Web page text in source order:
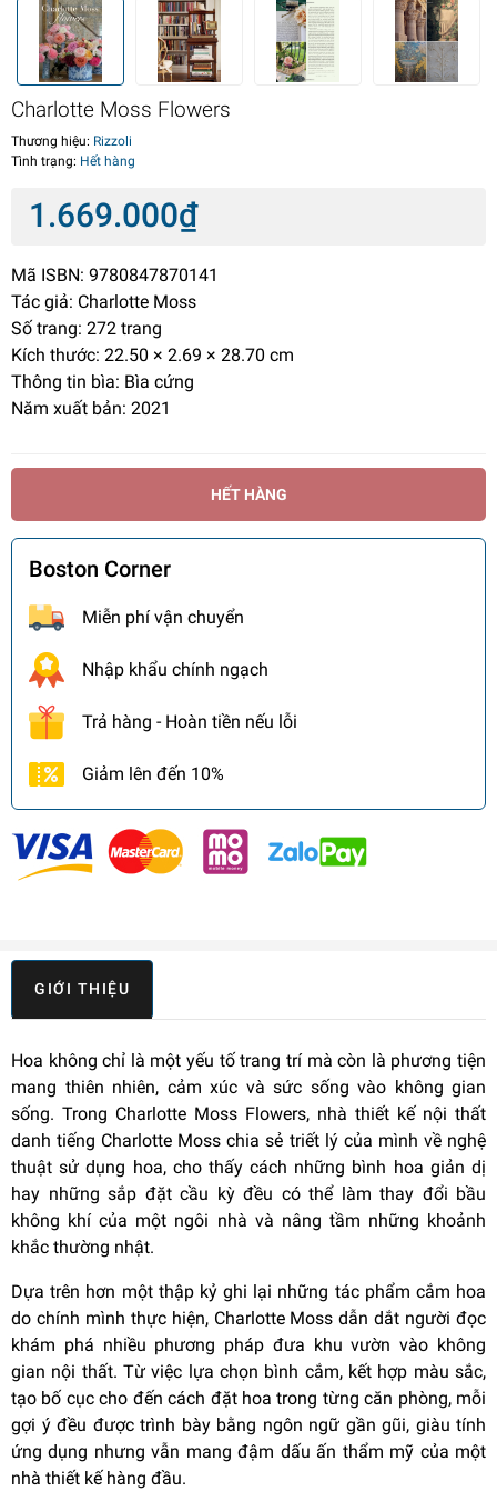
Charlotte Moss Flowers
Thương hiệu: Rizzoli
Tình trạng: Hết hàng
1.669.000₫
Mã ISBN: 9780847870141
Tác giả: Charlotte Moss
Số trang: 272 trang
Kích thước: 22.50 × 2.69 × 28.70 cm
Thông tin bìa: Bìa cứng
Năm xuất bản: 2021
HẾT HÀNG
Boston Corner
Miễn phí vận chuyển
Nhập khẩu chính ngạch
Trả hàng - Hoàn tiền nếu lỗi
Giảm lên đến 10%
GIỚI THIỆU
Hoa không chỉ là một yếu tố trang trí mà còn là phương tiện
mang thiên nhiên, cảm xúc và sức sống vào không gian
sống. Trong Charlotte Moss Flowers, nhà thiết kế nội thất
danh tiếng Charlotte Moss chia sẻ triết lý của mình về nghệ
thuật sử dụng hoa, cho thấy cách những bình hoa giản dị
hay những sắp đặt cầu kỳ đều có thể làm thay đổi bầu
không khí của một ngôi nhà và nâng tầm những khoảnh
khắc thường nhật.
Dựa trên hơn một thập kỷ ghi lại những tác phẩm cắm hoa
do chính mình thực hiện, Charlotte Moss dẫn dắt người đọc
khám phá nhiều phương pháp đưa khu vườn vào không
gian nội thất. Từ việc lựa chọn bình cắm, kết hợp màu sắc,
tạo bố cục cho đến cách đặt hoa trong từng căn phòng, mỗi
gợi ý đều được trình bày bằng ngôn ngữ gần gũi, giàu tính
ứng dụng nhưng vẫn mang đậm dấu ấn thẩm mỹ của một
nhà thiết kế hàng đầu.